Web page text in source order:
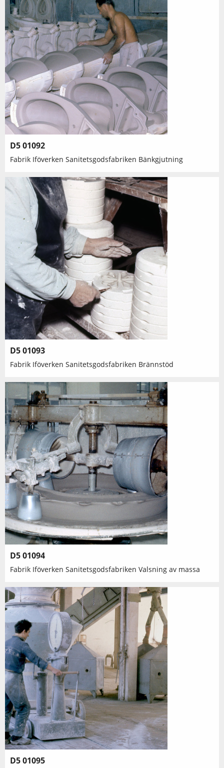
D5 01092
Fabrik Iföverken Sanitetsgodsfabriken Bänkgjutning
D5 01093
Fabrik Iföverken Sanitetsgodsfabriken Brännstöd
D5 01094
Fabrik Iföverken Sanitetsgodsfabriken Valsning av massa
D5 01095